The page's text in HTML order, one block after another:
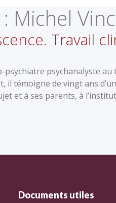
Michel
Travail
psychanalyste au
il témoigne de vingt ans
et à ses parents, à
Documents utiles